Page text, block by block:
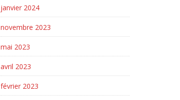
janvier 2024
novembre 2023
mai 2023
avril 2023
février 2023